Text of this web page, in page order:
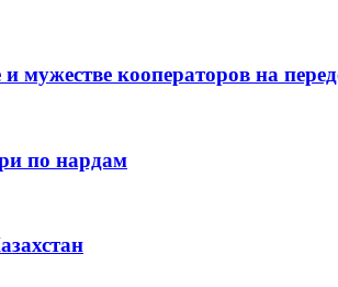
мужестве кооператоров на
по нардам